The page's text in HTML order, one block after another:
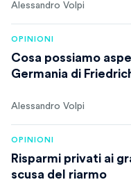
Alessandro Volpi
OPINIONI
Cosa possiamo
Germania di
Alessandro Volpi
OPINIONI
Risparmi privati ai
scusa del riarmo